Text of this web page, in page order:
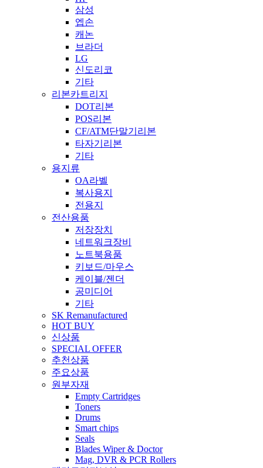
삼성
엡손
캐논
브라더
LG
신도리코
기타
리본카트리지
DOT리본
POS리본
CF/ATM단말기리본
타자기리본
기타
용지류
OA라벨
복사용지
전용지
전산용품
저장장치
네트워크장비
노트북용품
키보드/마우스
케이블/젠더
공미디어
기타
SK Remanufactured
HOT BUY
신상품
SPECIAL OFFER
추천상품
주요상품
원부자재
Empty Cartridges
Toners
Drums
Smart chips
Seals
Blades Wiper & Doctor
Mag, DVR & PCR Rollers